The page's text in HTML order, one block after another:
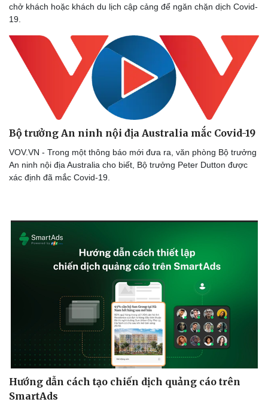
Thể thao
Bóng đá
Lịch thi đấu bóng đá
Ô tô - Xe máy
Ô tô
chở khách hoặc khách du lịch cập cảng để ngăn chặn dịch Covid-
19.
Bộ trưởng An ninh nội địa Australia mắc Covid-19
VOV.VN - Trong một thông báo mới đưa ra, văn phòng Bộ trưởng
An ninh nội địa Australia cho biết, Bộ trưởng Peter Dutton được
xác định đã mắc Covid-19.
Hướng dẫn cách tạo chiến dịch quảng cáo trên
SmartAds